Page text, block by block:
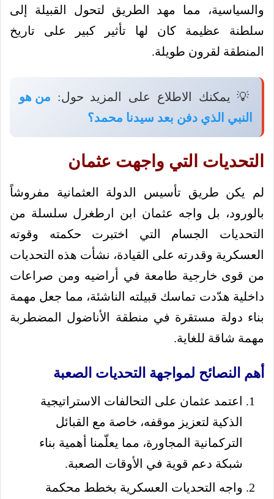
والسياسية، مما مهد الطريق لتحول القبيلة إلى
سلطنة عظيمة كان لها تأثير كبير على تاريخ
المنطقة لقرون طويلة.
💡 يمكنك الاطلاع على المزيد حول: من هو
النبي الذي دفن بعد سيدنا محمد؟
التحديات التي واجهت عثمان
لم يكن طريق تأسيس الدولة العثمانية مفروشاً
بالورود، بل واجه عثمان ابن ارطغرل سلسلة من
التحديات الجسام التي اختبرت حكمته وقوته
العسكرية وقدرته على القيادة، نشأت هذه التحديات
من قوى خارجية طامعة في أراضيه ومن صراعات
داخلية هدّدت تماسك قبيلته الناشئة، مما جعل مهمة
بناء دولة مستقرة في منطقة الأناضول المضطربة
مهمة شاقة للغاية.
أهم النصائح لمواجهة التحديات الصعبة
اعتمد عثمان على التحالفات الاستراتيجية
الذكية لتعزيز موقفه، خاصة مع القبائل
التركمانية المجاورة، مما يعلّمنا أهمية بناء
شبكة دعم قوية في الأوقات الصعبة.
واجه التحديات العسكرية بخطط محكمة